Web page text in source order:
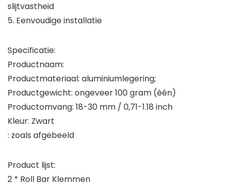
slijtvastheid
5. Eenvoudige installatie
Specificatie:
Productnaam:
Productmateriaal: aluminiumlegering;
Productgewicht: ongeveer 100 gram (één)
Productomvang: 18-30 mm / 0,71-1.18 inch
Kleur: Zwart
: zoals afgebeeld
Product lijst:
2 * Roll Bar Klemmen